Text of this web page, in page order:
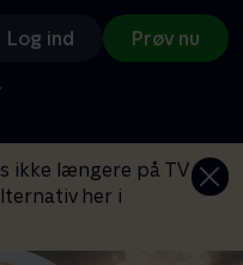
Log ind Prøv nu
ikke længere på TV
her i